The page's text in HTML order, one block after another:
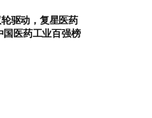
驱动，复星医药
医药工业百强榜